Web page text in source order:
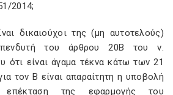
2014;
δικαιούχοι της (μη αυτοτελούς)
του άρθρου 20B του ν.
ότι είναι άγαμα τέκνα κάτω των 21
τον Β είναι απαραίτητη η υποβολή
της εφαρμογής του